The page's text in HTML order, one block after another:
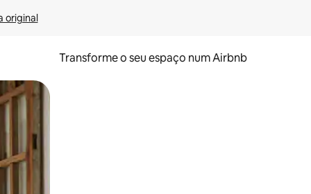
original
Transforme o seu espaço num Airbnb